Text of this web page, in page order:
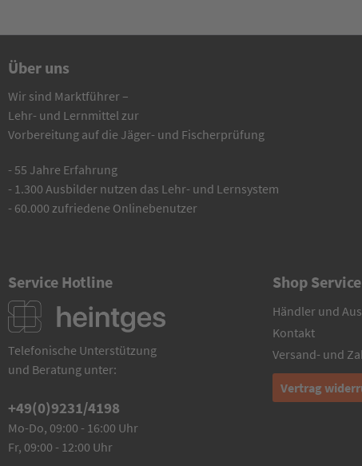
Über uns
Wir sind Marktführer –
Lehr- und Lernmittel zur
Vorbereitung auf die Jäger- und Fischerprüfung
- 55 Jahre Erfahrung
- 1.300 Ausbilder nutzen das Lehr- und Lernsystem
- 60.000 zufriedene Onlinebenutzer
Service Hotline
Telefonische Unterstützung
und Beratung unter:
+49(0)9231/4198
Mo-Do, 09:00 - 16:00 Uhr
Fr, 09:00 - 12:00 Uhr
Shop Service
Händler und
Kontakt
Versand- und
Vertrag